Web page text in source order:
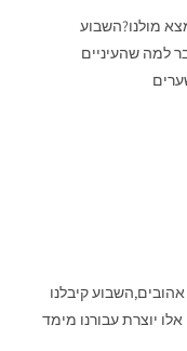
מולנו?השבוע
למה שהעיניים
קיבלנו
ברגעים אלו יוצרת עבורנו מימד